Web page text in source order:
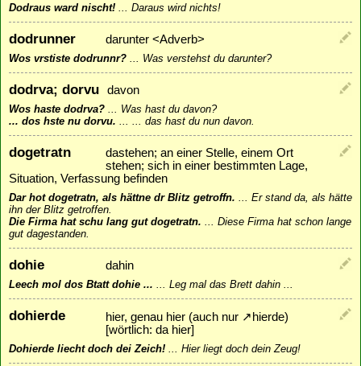
Dodraus ward nischt! Daraus wird nichts!
dodrunner darunter <Adverb>
Wos vrstiste dodrunnr? Was verstehst du darunter?
dodrva; dorvu davon
Wos haste dodrva?
Was hast du davon?
... dos hste nu dorvu.
... das hast du nun davon.
dogetratn
dastehen; an einer Stelle, einem Ort
stehen; sich in einer bestimmten Lage,
Situation, Verfassung befinden
Dar hot dogetratn, als hättne dr Blitz getroffn.
Er stand da, als hätte
ihn der Blitz getroffen.
Die Firma hat schu lang gut dogetratn.
Diese Firma hat schon lange
gut dagestanden.
dohie dahin
Leech mol dos Btatt dohie ... Leg mal das Brett dahin ...
dohierde hier, genau hier (auch nur ↗ hierde)
[wörtlich: da hier]
Dohierde liecht doch dei Zeich! Hier liegt doch dein Zeug!